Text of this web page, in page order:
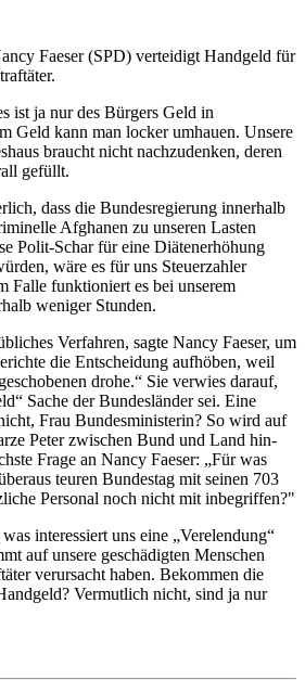
Faeser (SPD) verteidigt Handgeld für
ist ja nur des Bürgers Geld in
Geld kann man locker umhauen. Unsere
braucht nicht nachzudenken, deren
gefüllt.
dass die Bundesregierung innerhalb
Afghanen zu unseren Lasten
Polit-Schar für eine Diätenerhöhung
wäre es für uns Steuerzahler
Falle funktioniert es bei unserem
weniger Stunden.
Verfahren, sagte Nancy Faeser, um
die Entscheidung aufhöben, weil
drohe.“ Sie verwies darauf,
Sache der Bundesländer sei. Eine
Frau Bundesministerin? So wird auf
Peter zwischen Bund und Land hin-
Frage an Nancy Faeser: „Für was
teuren Bundestag mit seinen 703
Personal noch nicht mit inbegriffen?"
interessiert uns eine „Verelendung“
auf unsere geschädigten Menschen
verursacht haben. Bekommen die
Vermutlich nicht, sind ja nur